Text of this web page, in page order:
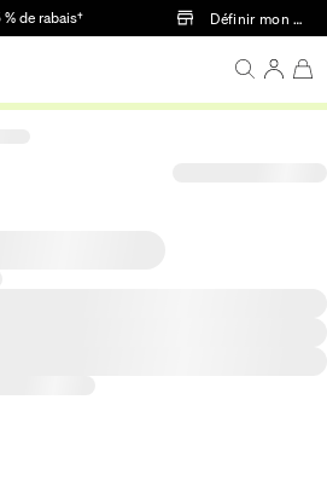
Passer au contenu principal
de rabais† Définir mon